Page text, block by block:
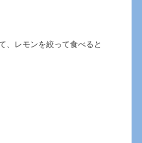
、レモンを絞って食べると